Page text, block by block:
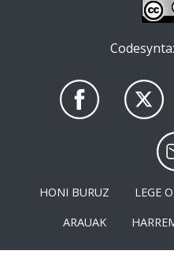
HONI BURUZ LEGE
ARAUAK